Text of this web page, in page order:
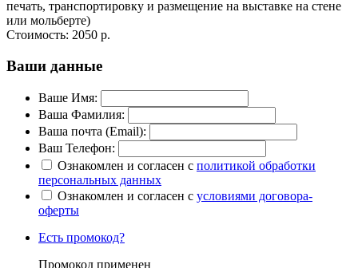
печать, транспортировку и размещение на выставке на стене
или мольберте)
Стоимость: 2050 р.
Ваши данные
Ваше Имя:
Ваша Фамилия:
Ваша почта (Email):
Ваш Телефон:
Ознакомлен и согласен с политикой обработки
персональных данных
Ознакомлен и согласен с условиями договора-
оферты
Есть промокод?
Промокод применен